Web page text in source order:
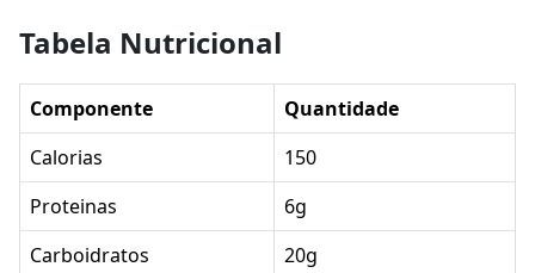
Tabela Nutricional
Componente
Quantidade
Calorias
150
Proteinas
6g
Carboidratos
20g